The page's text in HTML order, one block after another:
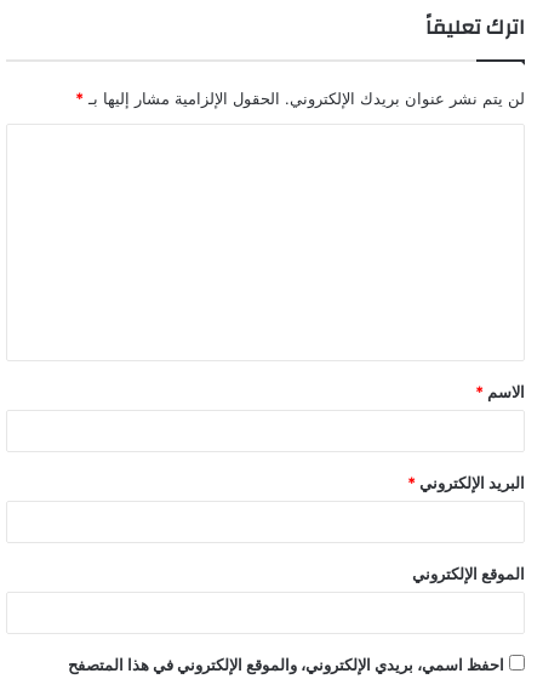
اترك تعليقاً
لن يتم نشر عنوان بريدك الإلكتروني. الحقول الإلزامية مشار إليها بـ *
ق
*
الاسم *
البريد الإلكتروني *
الموقع الإلكتروني
احفظ اسمي، بريدي الإلكتروني، والموقع الإلكتروني في هذا المتصفح